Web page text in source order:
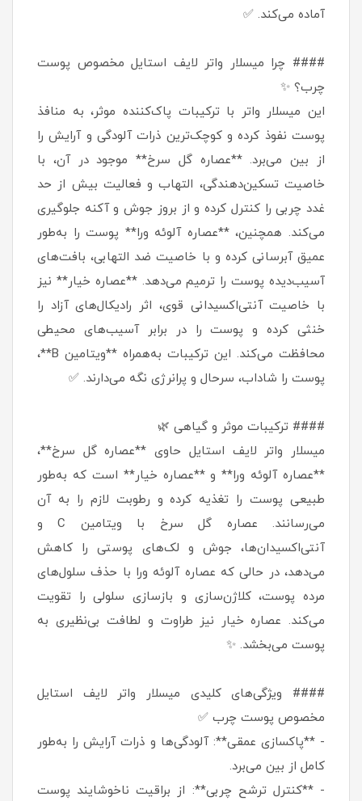
آماده می‌کند. ✅
#### چرا میسلار واتر لایف استایل مخصوص پوست
چرب؟ ✨
این میسلار واتر با ترکیبات پاک‌کننده موثر، به منافذ
پوست نفوذ کرده و کوچک‌ترین ذرات آلودگی و آرایش را
از بین می‌برد. **عصاره گل سرخ** موجود در آن، با
خاصیت تسکین‌دهندگی، التهاب و فعالیت بیش از حد
غدد چربی را کنترل کرده و از بروز جوش و آکنه جلوگیری
می‌کند. همچنین، **عصاره آلوئه ورا** پوست را به‌طور
عمیق آبرسانی کرده و با خاصیت ضد التهابی، بافت‌های
آسیب‌دیده پوست را ترمیم می‌دهد. **عصاره خیار** نیز
با خاصیت آنتی‌اکسیدانی قوی، اثر رادیکال‌های آزاد را
خنثی کرده و پوست را در برابر آسیب‌های محیطی
محافظت می‌کند. این ترکیبات به‌همراه **ویتامین B**،
پوست را شاداب، سرحال و پرانرژی نگه می‌دارند. ✅
#### ترکیبات موثر و گیاهی 🌿
میسلار واتر لایف استایل حاوی **عصاره گل سرخ**،
**عصاره آلوئه ورا** و **عصاره خیار** است که به‌طور
طبیعی پوست را تغذیه کرده و رطوبت لازم را به آن
می‌رسانند. عصاره گل سرخ با ویتامین C و
آنتی‌اکسیدان‌ها، جوش و لک‌های پوستی را کاهش
می‌دهد، در حالی که عصاره آلوئه ورا با حذف سلول‌های
مرده پوست، کلاژن‌سازی و بازسازی سلولی را تقویت
می‌کند. عصاره خیار نیز طراوت و لطافت بی‌نظیری به
پوست می‌بخشد. ✨
#### ویژگی‌های کلیدی میسلار واتر لایف استایل
مخصوص پوست چرب ✅
- **پاکسازی عمقی**: آلودگی‌ها و ذرات آرایش را به‌طور
کامل از بین می‌برد.
- **کنترل ترشح چربی**: از براقیت ناخوشایند پوست